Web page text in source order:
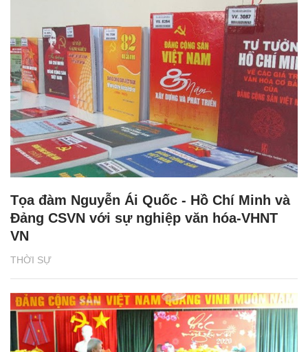
THỜI SỰ
Tọa đàm Nguyễn Ái Quốc - Hồ Chí Minh và
Đảng CSVN với sự nghiệp văn hóa-VHNT
VN